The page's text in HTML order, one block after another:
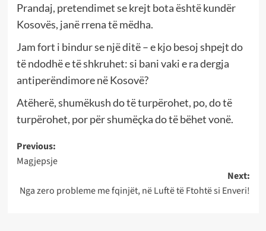
Prandaj, pretendimet se krejt bota është kundër
Kosovës, janë rrena të mëdha.
Jam fort i bindur se një ditë – e kjo besoj shpejt do
të ndodhë e të shkruhet: si bani vaki e ra dergja
antiperëndimore në Kosovë?
Atëherë, shumëkush do të turpërohet, po, do të
turpërohet, por për shumëçka do të bëhet vonë.
Post
navigation
Previous:
Magjepsje
Next:
Nga zero probleme me fqinjët, në Luftë të Ftohtë si Enveri!